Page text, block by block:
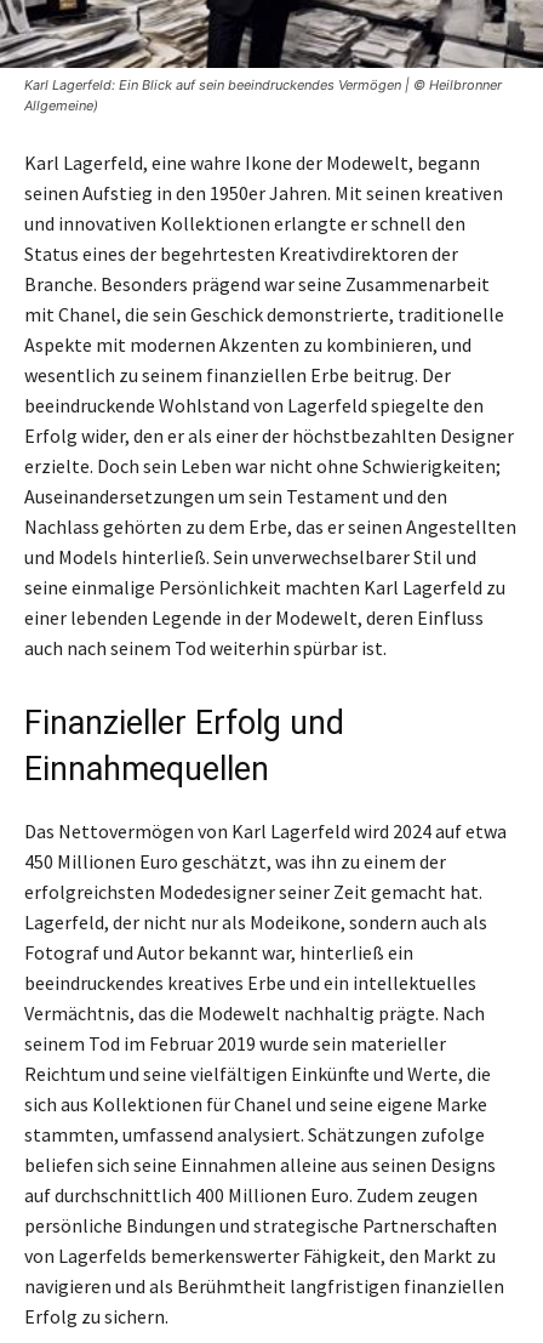
Karl Lagerfeld: Ein Blick auf sein beeindruckendes Vermögen | © Heilbronner
Allgemeine)
Karl Lagerfeld, eine wahre Ikone der Modewelt, begann
seinen Aufstieg in den 1950er Jahren. Mit seinen kreativen
und innovativen Kollektionen erlangte er schnell den
Status eines der begehrtesten Kreativdirektoren der
Branche. Besonders prägend war seine Zusammenarbeit
mit Chanel, die sein Geschick demonstrierte, traditionelle
Aspekte mit modernen Akzenten zu kombinieren, und
wesentlich zu seinem finanziellen Erbe beitrug. Der
beeindruckende Wohlstand von Lagerfeld spiegelte den
Erfolg wider, den er als einer der höchstbezahlten Designer
erzielte. Doch sein Leben war nicht ohne Schwierigkeiten;
Auseinandersetzungen um sein Testament und den
Nachlass gehörten zu dem Erbe, das er seinen Angestellten
und Models hinterließ. Sein unverwechselbarer Stil und
seine einmalige Persönlichkeit machten Karl Lagerfeld zu
einer lebenden Legende in der Modewelt, deren Einfluss
auch nach seinem Tod weiterhin spürbar ist.
Finanzieller Erfolg und
Einnahmequellen
Das Nettovermögen von Karl Lagerfeld wird 2024 auf etwa
450 Millionen Euro geschätzt, was ihn zu einem der
erfolgreichsten Modedesigner seiner Zeit gemacht hat.
Lagerfeld, der nicht nur als Modeikone, sondern auch als
Fotograf und Autor bekannt war, hinterließ ein
beeindruckendes kreatives Erbe und ein intellektuelles
Vermächtnis, das die Modewelt nachhaltig prägte. Nach
seinem Tod im Februar 2019 wurde sein materieller
Reichtum und seine vielfältigen Einkünfte und Werte, die
sich aus Kollektionen für Chanel und seine eigene Marke
stammten, umfassend analysiert. Schätzungen zufolge
beliefen sich seine Einnahmen alleine aus seinen Designs
auf durchschnittlich 400 Millionen Euro. Zudem zeugen
persönliche Bindungen und strategische Partnerschaften
von Lagerfelds bemerkenswerter Fähigkeit, den Markt zu
navigieren und als Berühmtheit langfristigen finanziellen
Erfolg zu sichern.